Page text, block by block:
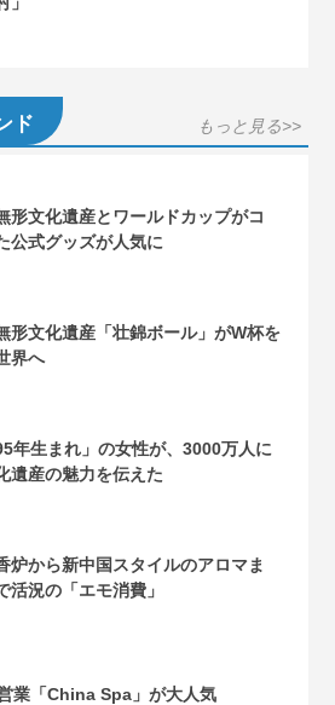
ド もっと見る>>
形文化遺産とワールドカップがコ
公式グッズが人気に
形文化遺産「壮錦ボール」がW杯を
界へ
年生まれ」の女性が、3000万人に
遺産の魅力を伝えた
炉から新中国スタイルのアロマま
活況の「エモ消費」
業「China Spa」が大人気